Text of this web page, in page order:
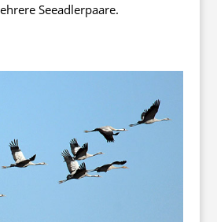
Seeadlerpaare.